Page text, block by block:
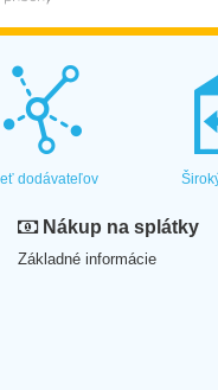
dodávateľov
Nákup na splátky
Základné informácie